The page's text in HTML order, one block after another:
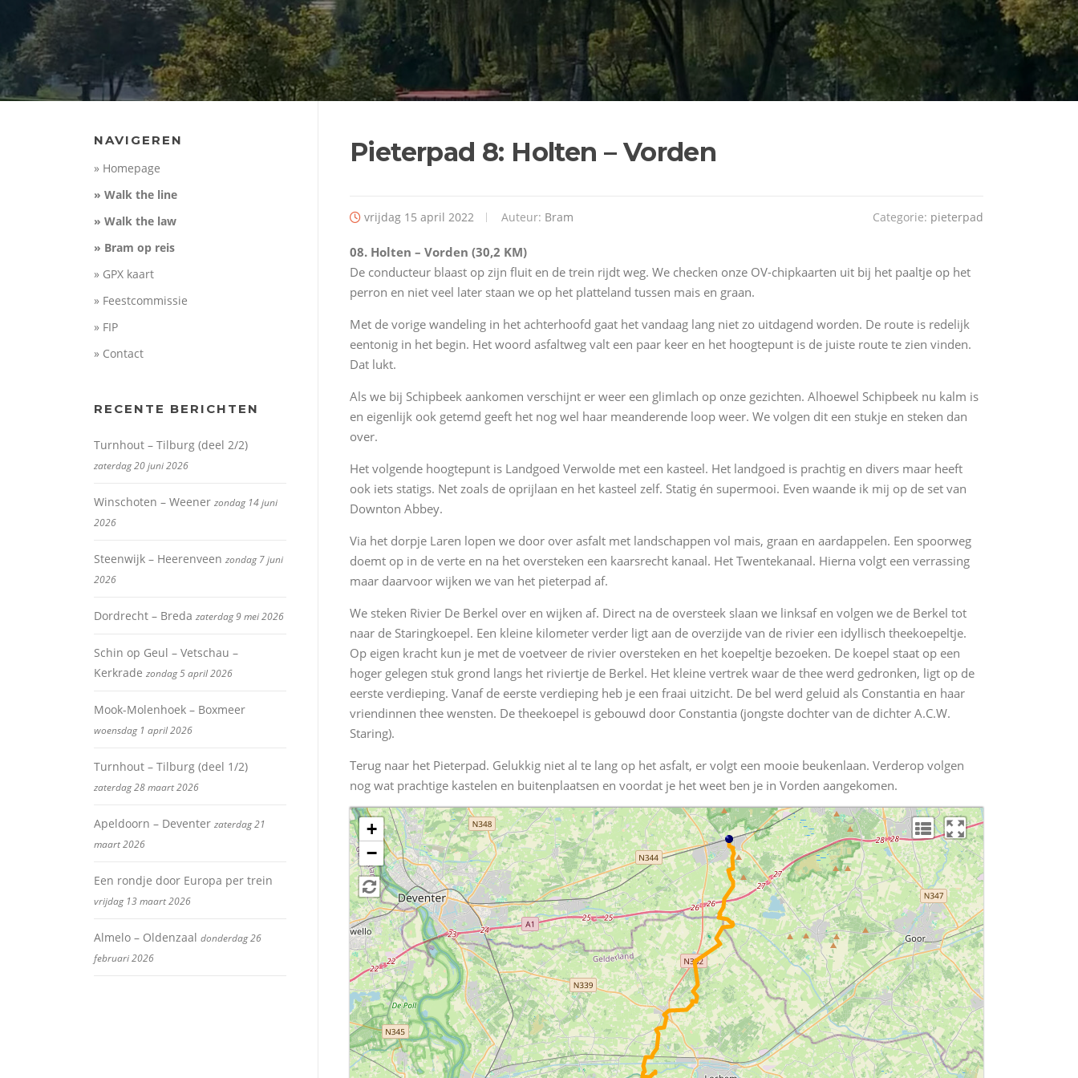
Pieterpad 8: Holten – Vorden
vrijdag 15 april 2022 Auteur: Bram Categorie: pieterpad
08. Holten – Vorden (30,2 KM)
De conducteur blaast op zijn fluit en de trein rijdt weg. We checken onze OV-chipkaarten uit bij het paaltje op het
perron en niet veel later staan we op het platteland tussen mais en graan.
Met de vorige wandeling in het achterhoofd gaat het vandaag lang niet zo uitdagend worden. De route is redelijk
eentonig in het begin. Het woord asfaltweg valt een paar keer en het hoogtepunt is de juiste route te zien vinden.
Dat lukt.
Als we bij Schipbeek aankomen verschijnt er weer een glimlach op onze gezichten. Alhoewel Schipbeek nu kalm is
en eigenlijk ook getemd geeft het nog wel haar meanderende loop weer. We volgen dit een stukje en steken dan
over.
Het volgende hoogtepunt is Landgoed Verwolde met een kasteel. Het landgoed is prachtig en divers maar heeft
ook iets statigs. Net zoals de oprijlaan en het kasteel zelf. Statig én supermooi. Even waande ik mij op de set van
Downton Abbey.
Via het dorpje Laren lopen we door over asfalt met landschappen vol mais, graan en aardappelen. Een spoorweg
doemt op in de verte en na het oversteken een kaarsrecht kanaal. Het Twentekanaal. Hierna volgt een verrassing
maar daarvoor wijken we van het pieterpad af.
We steken Rivier De Berkel over en wijken af. Direct na de oversteek slaan we linksaf en volgen we de Berkel tot
naar de Staringkoepel. Een kleine kilometer verder ligt aan de overzijde van de rivier een idyllisch theekoepeltje.
Op eigen kracht kun je met de voetveer de rivier oversteken en het koepeltje bezoeken. De koepel staat op een
hoger gelegen stuk grond langs het riviertje de Berkel. Het kleine vertrek waar de thee werd gedronken, ligt op de
eerste verdieping. Vanaf de eerste verdieping heb je een fraai uitzicht. De bel werd geluid als Constantia en haar
vriendinnen thee wensten. De theekoepel is gebouwd door Constantia (jongste dochter van de dichter A.C.W.
Staring).
Terug naar het Pieterpad. Gelukkig niet al te lang op het asfalt, er volgt een mooie beukenlaan. Verderop volgen
nog wat prachtige kastelen en buitenplaatsen en voordat je het weet ben je in Vorden aangekomen.
+
−
NAVIGEREN
» Homepage
» Walk the line
» Walk the law
» Bram op reis
» GPX kaart
» Feestcommissie
» FIP
» Contact
RECENTE BERICHTEN
Turnhout – Tilburg (deel 2/2)
zaterdag 20 juni 2026
Winschoten – Weener zondag 14 juni
2026
Steenwijk – Heerenveen zondag 7 juni
2026
Dordrecht – Breda zaterdag 9 mei 2026
Schin op Geul – Vetschau –
Kerkrade zondag 5 april 2026
Mook-Molenhoek – Boxmeer
woensdag 1 april 2026
Turnhout – Tilburg (deel 1/2)
zaterdag 28 maart 2026
Apeldoorn – Deventer zaterdag 21
maart 2026
Een rondje door Europa per trein
vrijdag 13 maart 2026
Almelo – Oldenzaal donderdag 26
februari 2026